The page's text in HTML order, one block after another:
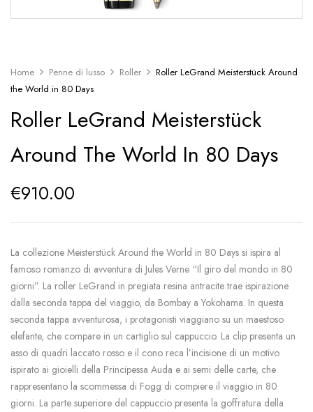
Home Penne di lusso Roller
Roller LeGrand Meisterstück Around
the World in 80 Days
Roller LeGrand Meisterstück
Around The World In 80 Days
€910.00
La collezione Meisterstück Around the World in 80 Days si ispira al
famoso romanzo di avventura di Jules Verne “Il giro del mondo in 80
giorni”. La roller LeGrand in pregiata resina antracite trae ispirazione
dalla seconda tappa del viaggio, da Bombay a Yokohama. In questa
seconda tappa avventurosa, i protagonisti viaggiano su un maestoso
elefante, che compare in un cartiglio sul cappuccio. La clip presenta un
asso di quadri laccato rosso e il cono reca l’incisione di un motivo
ispirato ai gioielli della Principessa Auda e ai semi delle carte, che
rappresentano la scommessa di Fogg di compiere il viaggio in 80
giorni. La parte superiore del cappuccio presenta la goffratura della